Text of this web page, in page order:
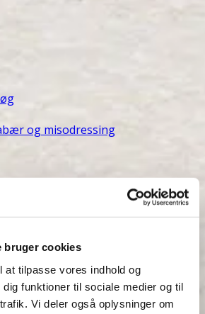
bruger cookies
at tilpasse vores indhold og
funktioner til sociale medier og til
Vi deler også oplysninger om
og misodressing